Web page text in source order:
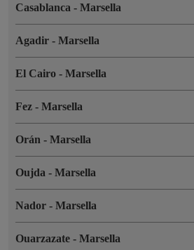
Casablanca - Marsella
Agadir - Marsella
El Cairo - Marsella
Fez - Marsella
Orán - Marsella
Oujda - Marsella
Nador - Marsella
Ouarzazate - Marsella